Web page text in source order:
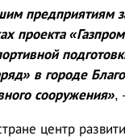
предприятиям
проекта
в городе
сооружения»,
центр